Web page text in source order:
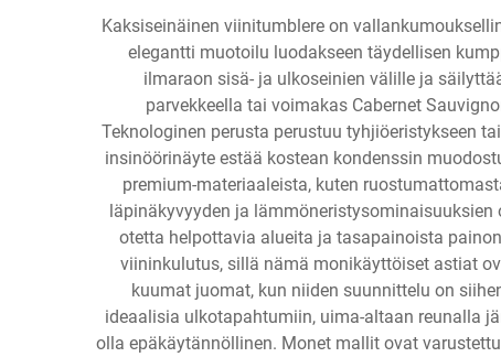
Kaksiseinäinen viinitumblere on
elegantti muotoilu luodakseen täydellisen
ilmaraon sisä- ja ulkoseinien välille ja
parvekkeella tai voimakas Cabernet
Teknologinen perusta perustuu tyhjiöeristykseen
insinöörinäyte estää kostean kondenssin
premium-materiaaleista, kuten
läpinäkyvyyden ja
otetta helpottavia alueita ja tasapainoista
viininkulutus, sillä nämä monikäyttöiset astiat
kuumat juomat, kun niiden suunnittelu on
ideaalisia ulkotapahtumiin, uima-altaan reunalla
olla epäkäytännöllinen. Monet mallit ovat